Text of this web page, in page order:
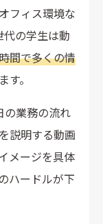
フィス環境な
代の学生は動
間で多くの情
す。
の業務の流れ
説明する動画
メージを具体
ハードルが下